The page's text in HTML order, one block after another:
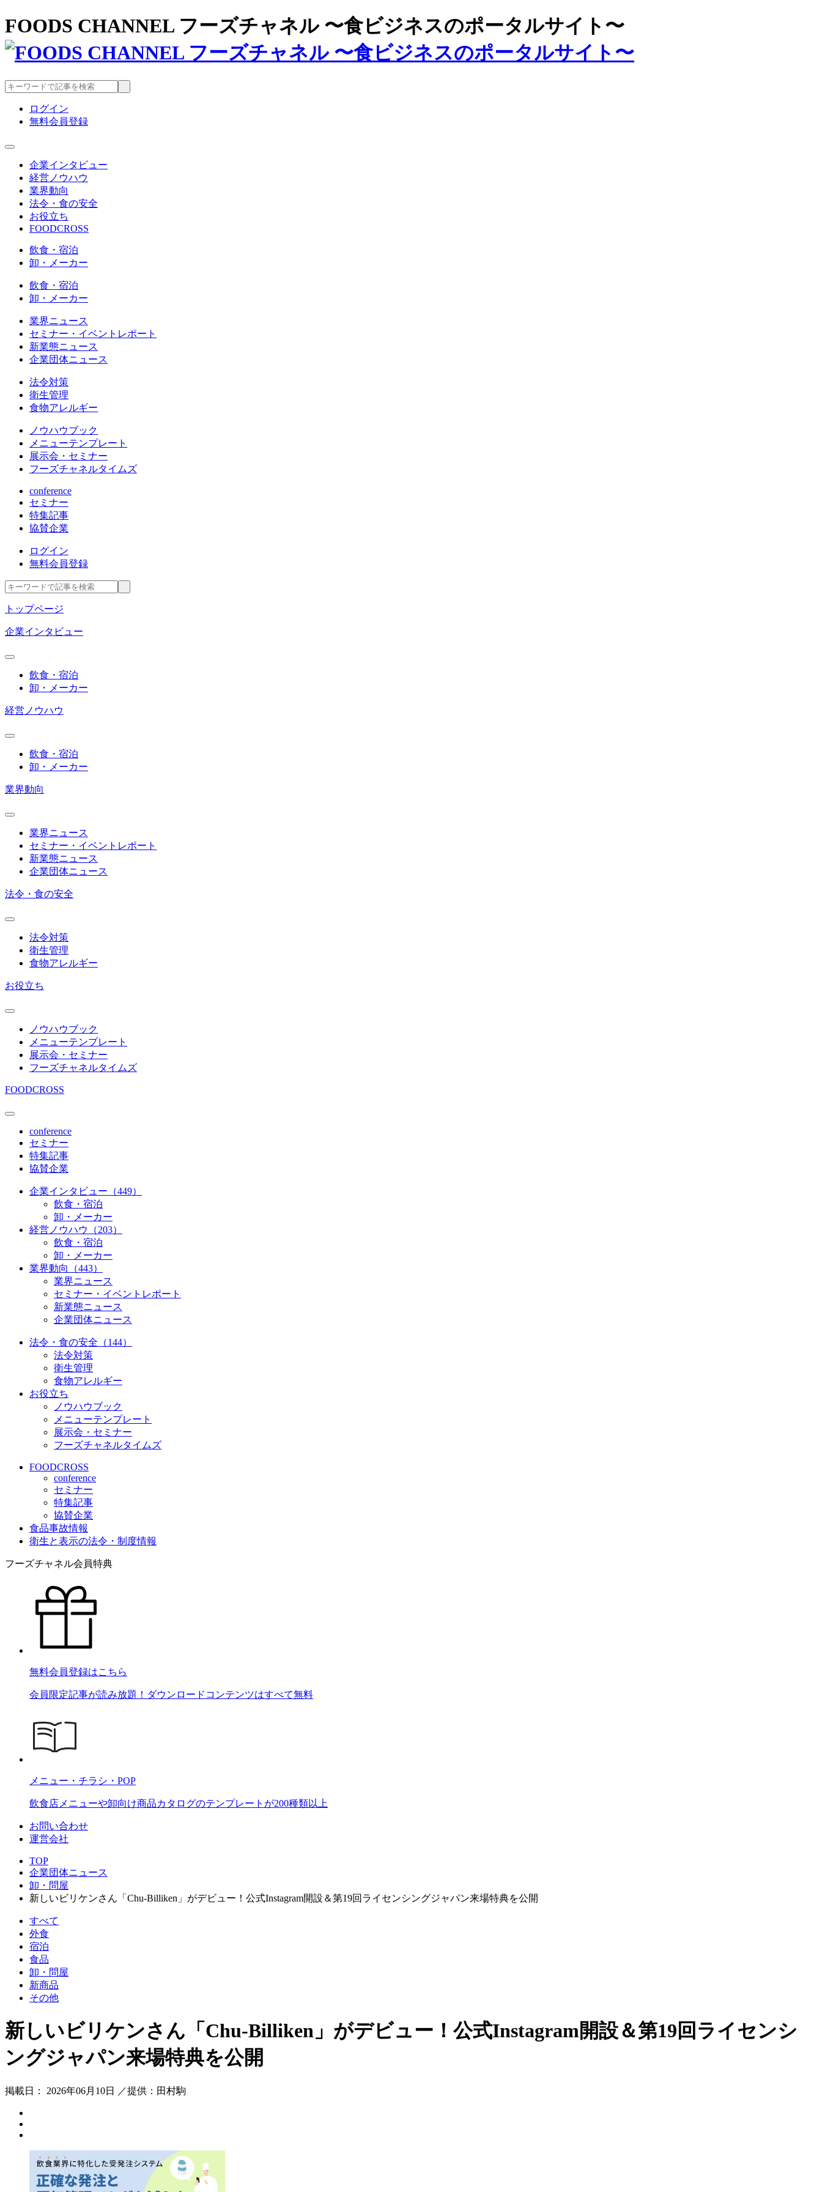
FOODS CHANNEL フーズチャネル 〜食ビジネスのポータルサイト〜
ログイン
無料会員登録
企業インタビュー
経営ノウハウ
業界動向
法令・食の安全
お役立ち
FOODCROSS
飲食・宿泊
卸・メーカー
飲食・宿泊
卸・メーカー
業界ニュース
セミナー・イベントレポート
新業態ニュース
企業団体ニュース
法令対策
衛生管理
食物アレルギー
ノウハウブック
メニューテンプレート
展示会・セミナー
フーズチャネルタイムズ
conference
セミナー
特集記事
協賛企業
ログイン
無料会員登録
トップページ
企業インタビュー
飲食・宿泊
卸・メーカー
経営ノウハウ
飲食・宿泊
卸・メーカー
業界動向
業界ニュース
セミナー・イベントレポート
新業態ニュース
企業団体ニュース
法令・食の安全
法令対策
衛生管理
食物アレルギー
お役立ち
ノウハウブック
メニューテンプレート
展示会・セミナー
フーズチャネルタイムズ
FOODCROSS
conference
セミナー
特集記事
協賛企業
企業インタビュー（449）
飲食・宿泊
卸・メーカー
経営ノウハウ（203）
飲食・宿泊
卸・メーカー
業界動向（443）
業界ニュース
セミナー・イベントレポート
新業態ニュース
企業団体ニュース
法令・食の安全（144）
法令対策
衛生管理
食物アレルギー
お役立ち
ノウハウブック
メニューテンプレート
展示会・セミナー
フーズチャネルタイムズ
FOODCROSS
conference
セミナー
特集記事
協賛企業
食品事故情報
衛生と表示の法令・制度情報
フーズチャネル会員特典
無料会員登録はこちら
会員限定記事が読み放題！ダウンロードコンテンツはすべて無料
メニュー・チラシ・POP
飲食店メニューや卸向け商品カタログのテンプレートが200種類以上
お問い合わせ
運営会社
TOP
企業団体ニュース
卸・問屋
新しいビリケンさん「Chu-Billiken」がデビュー！公式Instagram開設＆第19回ライセンシングジャパン来場特典を公開
すべて
外食
宿泊
食品
卸・問屋
新商品
その他
新しいビリケンさん「Chu-Billiken」がデビュー！公式Instagram開設＆第19回ライセンシ
ングジャパン来場特典を公開
掲載日： 2026年06月10日 ／提供：田村駒